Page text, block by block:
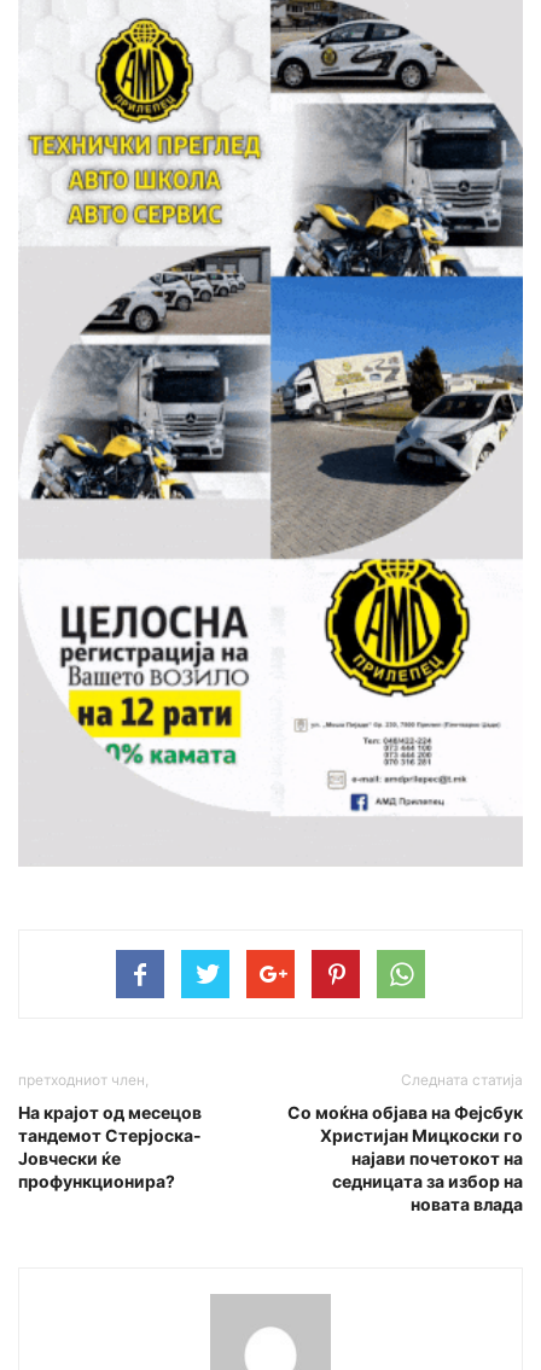
претходниот член,
На крајот од месецов
тандемот Стерјоска-
Јовчески ќе
профункционира?
Следната статија
Со моќна објава на Фејсбук
Христијан Мицкоски го
најави почетокот на
седницата за избор на
новата влада